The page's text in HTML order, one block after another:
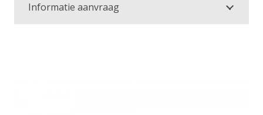
Informatie aanvraag